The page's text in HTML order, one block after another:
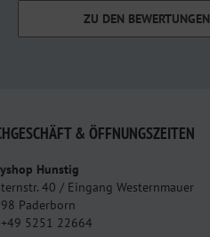
ZU DEN BEWERTUNGEN
& ÖFFNUNGSZEITEN
Hunstig
40 / Eingang Westernmauer
Paderborn
+49 5251 22664